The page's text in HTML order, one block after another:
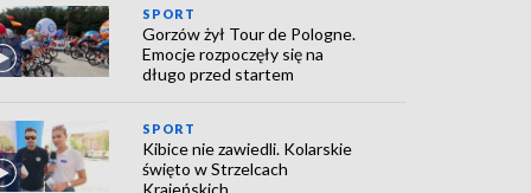
SPORT
Gorzów żył Tour de Pologne.
Emocje rozpoczęły się na
długo przed startem
SPORT
Kibice nie zawiedli. Kolarskie
święto w Strzelcach
Krajeńskich